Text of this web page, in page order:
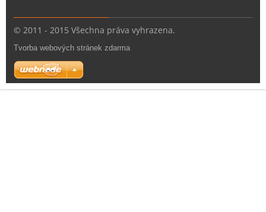
© 2011 - 2015 Všechna práva vyhrazena.
Tvorba webových stránek zdarma